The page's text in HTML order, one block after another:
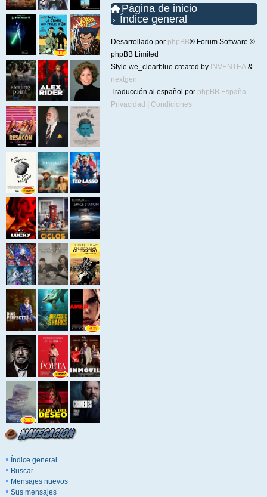
Índice general
Buscar
Mensajes nuevos
Sus mensajes
Página de inicio
Índice general
Desarrollado por phpBB® Forum Software ©
phpBB Limited
Style we_clearblue created by INVENTEA &
nextgen
Traducción al español por phpBB España
Privacidad
Condiciones